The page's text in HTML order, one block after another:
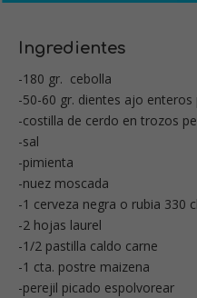
Ingredientes
-180 gr. cebolla
-50-60 gr. dientes ajo enteros
-costilla de cerdo en trozos
-sal
-pimienta
-nuez moscada
-1 cerveza negra o rubia 330
-2 hojas laurel
-1/2 pastilla caldo carne
-1 cta. postre maizena
-perejil picado espolvorear